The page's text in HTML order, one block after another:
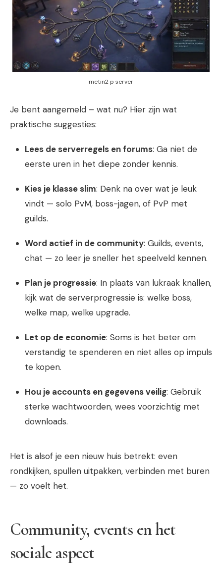
metin2 p server
Je bent aangemeld – wat nu? Hier zijn wat
praktische suggesties:
Lees de serverregels en forums: Ga niet de
eerste uren in het diepe zonder kennis.
Kies je klasse slim: Denk na over wat je leuk
vindt — solo PvM, boss-jagen, of PvP met
guilds.
Word actief in de community: Guilds, events,
chat — zo leer je sneller het speelveld kennen.
Plan je progressie: In plaats van lukraak knallen,
kijk wat de serverprogressie is: welke boss,
welke map, welke upgrade.
Let op de economie: Soms is het beter om
verstandig te spenderen en niet alles op impuls
te kopen.
Hou je accounts en gegevens veilig: Gebruik
sterke wachtwoorden, wees voorzichtig met
downloads.
Het is alsof je een nieuw huis betrekt: even
rondkijken, spullen uitpakken, verbinden met buren
— zo voelt het.
Community, events en het
sociale aspect